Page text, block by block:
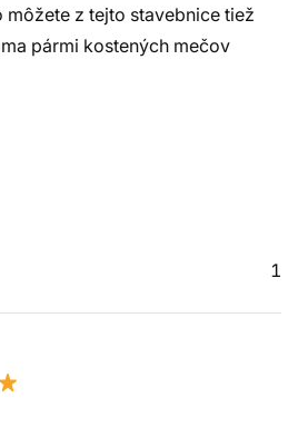
z tejto stavebnice tiež
pármi kostených mečov
1